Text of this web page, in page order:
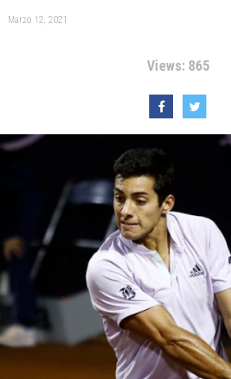
Marzo 12, 2021
Views: 865